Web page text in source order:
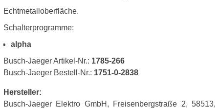
Echtmetalloberfläche.
Schalterprogramme:
alpha
Busch-Jaeger Artikel-Nr.: 1785-266
Busch-Jaeger Bestell-Nr.: 1751-0-2838
Hersteller:
Busch-Jaeger Elektro GmbH, Freisenbergstraße 2, 58513,